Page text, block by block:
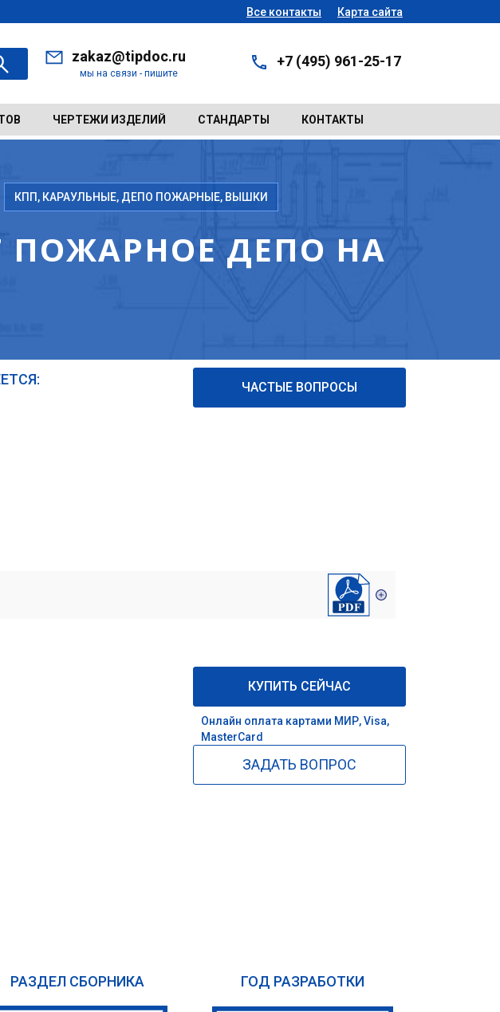
Все контакты Карта сайта
zakaz@tipdoc.ru
мы на связи - пишите
+7 (495) 961-25-17
ЧЕРТЕЖИ ИЗДЕЛИЙ СТАНДАРТЫ КОНТАКТЫ
КПП, КАРАУЛЬНЫЕ, ДЕПО ПОЖАРНЫЕ, ВЫШКИ
ПОЖАРНОЕ ДЕПО НА
ЧАСТЫЕ ВОПРОСЫ
КУПИТЬ СЕЙЧАС
Онлайн оплата картами МИР, Visa,
MasterCard
ЗАДАТЬ ВОПРОС
РАЗДЕЛ СБОРНИКА ГОД РАЗРАБОТКИ